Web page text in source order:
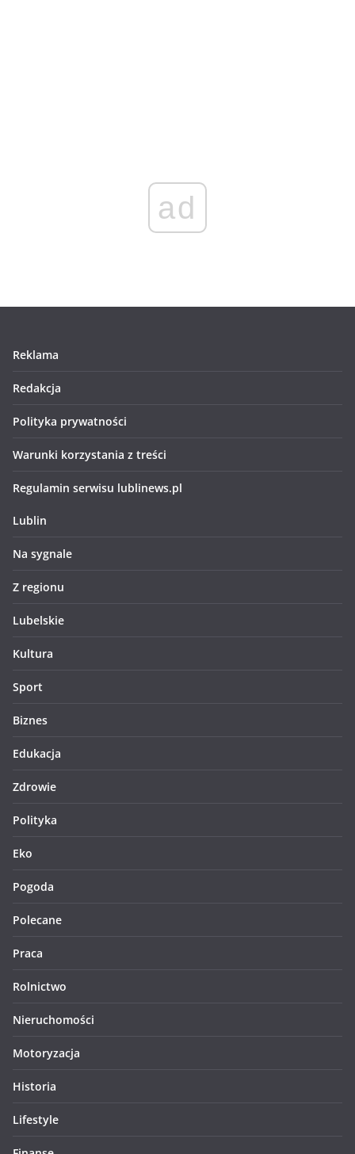
ad
Reklama
Redakcja
Polityka prywatności
Warunki korzystania z treści
Regulamin serwisu lublinews.pl
Lublin
Na sygnale
Z regionu
Lubelskie
Kultura
Sport
Biznes
Edukacja
Zdrowie
Polityka
Eko
Pogoda
Polecane
Praca
Rolnictwo
Nieruchomości
Motoryzacja
Historia
Lifestyle